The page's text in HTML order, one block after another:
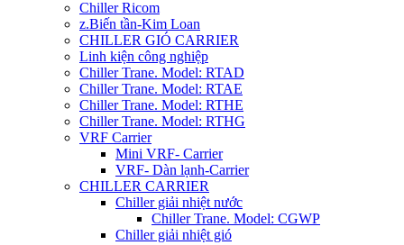
Chiller Ricom
z.Biến tần-Kim Loan
CHILLER GIÓ CARRIER
Linh kiện công nghiệp
Chiller Trane. Model: RTAD
Chiller Trane. Model: RTAE
Chiller Trane. Model: RTHE
Chiller Trane. Model: RTHG
VRF Carrier
Mini VRF- Carrier
VRF- Dàn lạnh-Carrier
CHILLER CARRIER
Chiller giải nhiệt nước
Chiller Trane. Model: CGWP
Chiller giải nhiệt gió